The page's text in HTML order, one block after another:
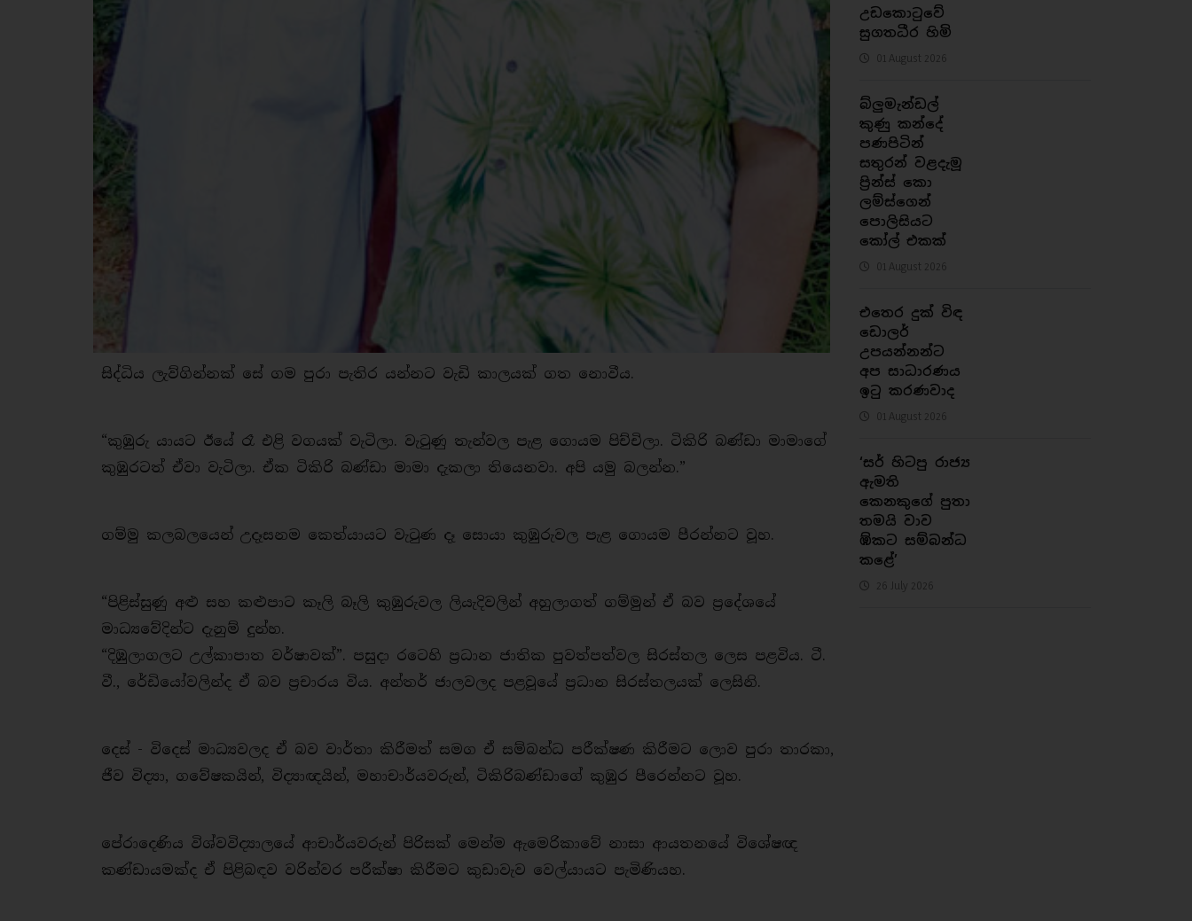
සිද්ධිය ලැව්ගින්නක් සේ ගම පුරා පැතිර යන්නට වැඩි කාලයක් ගත නොවීය.
“කුඹුරු යායට ඊයේ රෑ එළි වගයක් වැටිලා. වැටුණු තැන්වල පැළ ගොයම පිච්චිලා. ටිකිරි බණ්ඩා මාමාගේ
කුඹුරටත් ඒවා වැටිලා. ඒක ටිකිරි බණ්ඩා මාමා දැකලා තියෙනවා. අපි යමු බලන්න.”
ගම්මු කලබලයෙන් උදෑසනම කෙත්යායට වැටුණ දෑ සොයා කුඹුරුවල පැළ ගොයම පීරන්නට වූහ.
“පිළිස්සුණු අළු සහ කළුපාට කෑලි බෑලි කුඹුරුවල ලියැදිවලින් අහුලාගත් ගම්මුන් ඒ බව ප්‍රදේශයේ
මාධ්‍යවේදින්ට දැනුම් දුන්හ.
“දිඹුලාගලට උල්කාපාත වර්ෂාවක්”. පසුදා රටෙහි ප්‍රධාන ජාතික පුවත්පත්වල සිරස්තල ලෙස පළවිය. ටී.
වී., රේඩියෝවලින්ද ඒ බව ප්‍රචාරය විය. අන්තර් ජාලවලද පළවූයේ ප්‍රධාන සිරස්තලයක් ලෙසිනි.
දෙස් - විදෙස් මාධ්‍යවලද ඒ බව වාර්තා කිරීමත් සමග ඒ සම්බන්ධ පරීක්ෂණ කිරීමට ලොව පුරා තාරකා,
ජීව විද්‍යා, ගවේෂකයින්, විද්‍යාඥයින්, මහාචාර්යවරුන්, ටිකිරිබණ්ඩාගේ කුඹුර පීරෙන්නට වූහ.
පේරාදෙණිය විශ්වවිද්‍යාලයේ ආචාර්යවරුන් පිරිසක් මෙන්ම ඇමෙරිකාවේ නාසා ආයතනයේ විශේෂඥ
කණ්ඩායමක්ද ඒ පිළිබඳව වරින්වර පරීක්ෂා කිරීමට කුඩාවැව වෙල්යායට පැමිණියහ.
උඩකොටුවේ
සුගතධීර හිමි
01 August 2026
බ්ලුමැන්ඩල්
කුණු කන්දේ
පණපිටින්
සතුරන් වළදැමූ
ප්‍රින්ස් කො​
ලම්ස්ගෙන්
පොලිසියට
කෝල් එකක්
01 August 2026
එතෙර දුක් විඳ
ඩොලර්
උපයන්නන්ට
අප සාධාරණය
ඉටු කරණවාද
01 August 2026
‘සර් හිටපු රාජ්‍ය
ඇමති
කෙනකුගේ පුතා
තමයි වාව
ඹ්කට සම්බන්ධ
කළේ’
26 July 2026